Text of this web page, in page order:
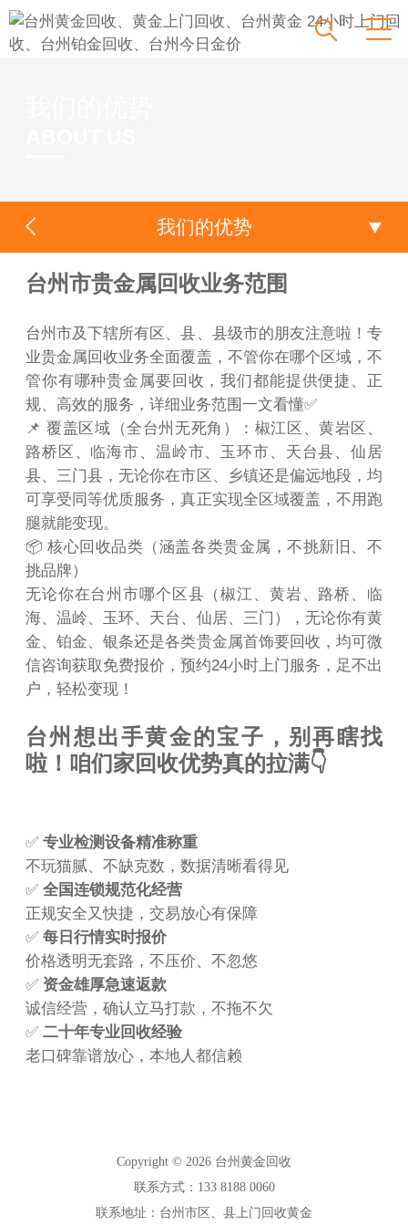
我们的优势
台州市贵金属回收业务范围
台州市及下辖所有区、县、县级市的朋友注意啦！专
业贵金属回收业务全面覆盖，不管你在哪个区域，不
管你有哪种贵金属要回收，我们都能提供便捷、正
规、高效的服务，详细业务范围一文看懂✅
📌 覆盖区域（全台州无死角）：椒江区、黄岩区、
路桥区、临海市、温岭市、玉环市、天台县、仙居
县、三门县，无论你在市区、乡镇还是偏远地段，均
可享受同等优质服务，真正实现全区域覆盖，不用跑
腿就能变现。
📦 核心回收品类（涵盖各类贵金属，不挑新旧、不
挑品牌）
无论你在台州市哪个区县（椒江、黄岩、路桥、临
海、温岭、玉环、天台、仙居、三门），无论你有黄
金、铂金、银条还是各类贵金属首饰要回收，均可微
信咨询获取免费报价，预约24小时上门服务，足不出
户，轻松变现！
台州想出手黄金的宝子，别再瞎找
啦！咱们家回收优势真的拉满👇
✅ 专业检测设备精准称重
不玩猫腻、不缺克数，数据清晰看得见
✅ 全国连锁规范化经营
正规安全又快捷，交易放心有保障
✅ 每日行情实时报价
价格透明无套路，不压价、不忽悠
✅ 资金雄厚急速返款
诚信经营，确认立马打款，不拖不欠
✅ 二十年专业回收经验
老口碑靠谱放心，本地人都信赖
Copyright © 2026 台州黄金回收
联系方式：133 8188 0060
联系地址：台州市区、县上门回收黄金